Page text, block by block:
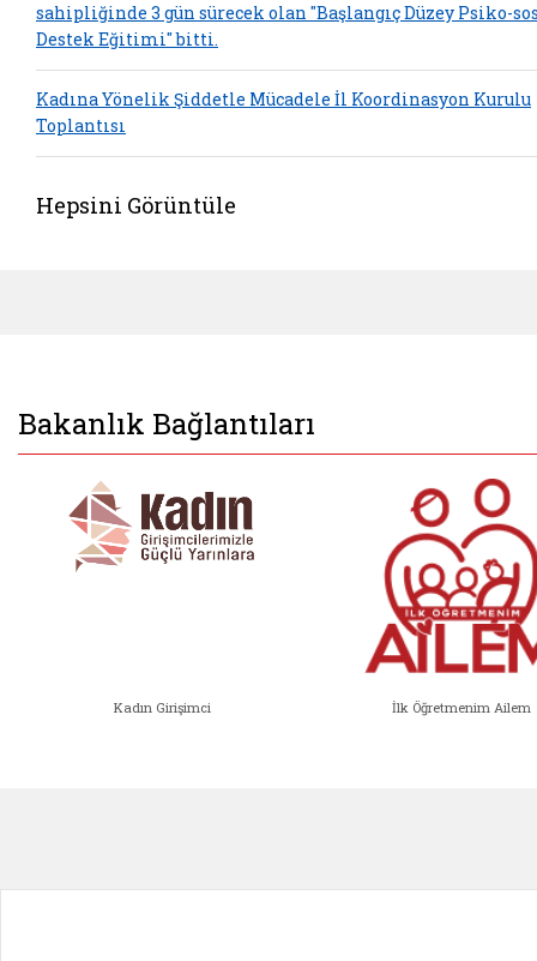
sahipliğinde 3 gün sürecek olan "Başlangıç Düzey Psiko-
Destek Eğitimi" bitti.
Kadına Yönelik Şiddetle Mücadele İl Koordinasyon Kurulu
Toplantısı
Hepsini Görüntüle
Bakanlık Bağlantıları
Kadın Girişimci İlk Öğretmenim Ailem